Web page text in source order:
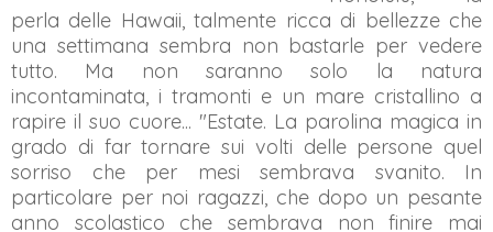
perla delle Hawaii, talmente ricca di bellezze che
una settimana sembra non bastarle per vedere
tutto. Ma non saranno solo la natura
incontaminata, i tramonti e un mare cristallino a
rapire il suo cuore... "Estate. La parolina magica in
grado di far tornare sui volti delle persone quel
sorriso che per mesi sembrava svanito. In
particolare per noi ragazzi, che dopo un pesante
anno scolastico che sembrava non finire mai